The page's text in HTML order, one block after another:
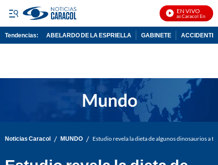
EN VIVO
Noticias Caracol En Vivo
Tendencias: ABELARDO DE LA ESPRIELLA GABINETE ACCIDENTE
Noticias Caracol / MUNDO / Estudio revela la dieta de algunos dinosaurios a